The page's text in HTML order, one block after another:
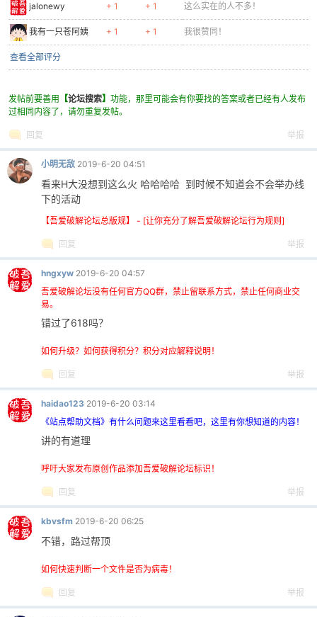
jalonewy + 1 + 1 这么实在的人不多！
我有一只苍阿姨 + 1 + 1 我很赞同！
查看全部评分
发帖前要善用 【论坛搜索】 功能，那里可能会有你要找的答案或者已经有人发布
过相同内容了，请勿重复发帖。
回复 举报
小明无敌 2019-6-20 04:51
看来H大没想到这么火 哈哈哈哈 到时候不知道会不会举办线
下的活动
【吾爱破解论坛总版规】 - [让你充分了解吾爱破解论坛行为规则]
回复 举报
hngxyw 2019-6-20 04:57
吾爱破解论坛没有任何官方QQ群，禁止留联系方式，禁止任何商业交
易。
错过了618吗？
如何升级？如何获得积分？积分对应解释说明！
回复 举报
haidao123 2019-6-20 03:14
《站点帮助文档》有什么问题来这里看看吧，这里有你想知道的内容！
讲的有道理
呼吁大家发布原创作品添加吾爱破解论坛标识！
回复 举报
kbvsfm 2019-6-20 06:25
不错，路过帮顶
如何快速判断一个文件是否为病毒！
回复 举报